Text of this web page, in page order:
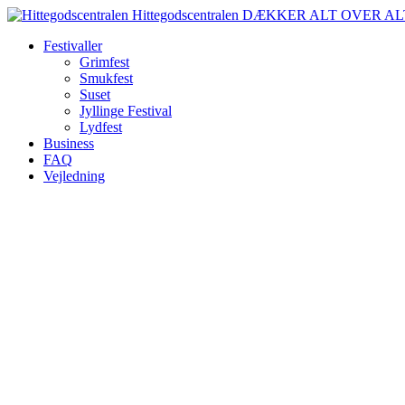
Spring
indhold
Hittegodscentralen DÆKKER ALT OVER
Festivaller
Grimfest
Smukfest
Suset
Jyllinge Festival
Lydfest
Business
FAQ
Vejledning